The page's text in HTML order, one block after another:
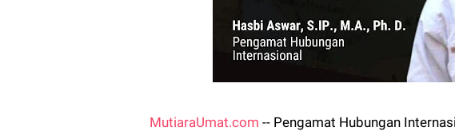
MutiaraUmat.com -- Pengamat Hubungan